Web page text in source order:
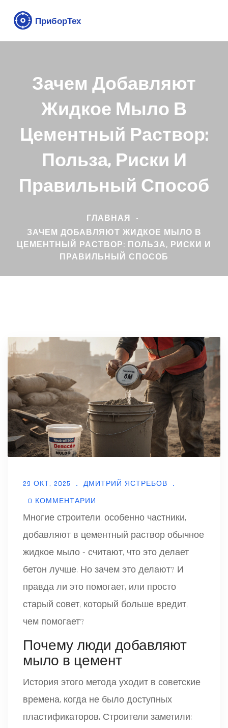
Зачем Добавляют
Жидкое Мыло В
Цементный Раствор:
Польза, Риски И
Правильный Способ
ГЛАВНАЯ
ЗАЧЕМ ДОБАВЛЯЮТ ЖИДКОЕ МЫЛО В
ЦЕМЕНТНЫЙ РАСТВОР: ПОЛЬЗА, РИСКИ И
ПРАВИЛЬНЫЙ СПОСОБ
29 ОКТ, 2025
ДМИТРИЙ ЯСТРЕБОВ
0 КОММЕНТАРИИ
Многие строители, особенно частники,
добавляют в цементный раствор обычное
жидкое мыло - считают, что это делает
бетон лучше. Но зачем это делают? И
правда ли это помогает, или просто
старый совет, который больше вредит,
чем помогает?
Почему люди добавляют
мыло в цемент
История этого метода уходит в советские
времена, когда не было доступных
пластификаторов. Строители заметили: